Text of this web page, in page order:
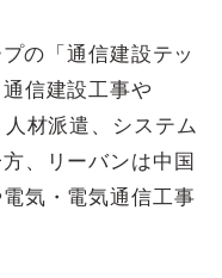
の「通信建設テッ
信建設工事や
材派遣、システム
、リーバンは中国
気・電気通信工事